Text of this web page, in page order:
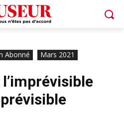
Abonné Mars 2021